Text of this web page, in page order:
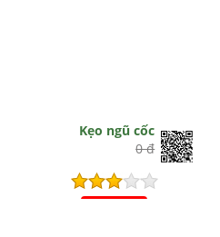
Kẹo ngũ cốc
0 đ